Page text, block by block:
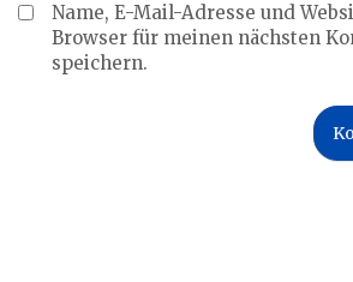
Name, E-Mail-Adresse und
Browser für meinen nächsten
speichern.